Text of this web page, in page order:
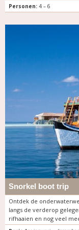
Personen: 4 – 6
Snorkel boot trip
Ontdek de
langs de verderop
rifhaaien en nog veel